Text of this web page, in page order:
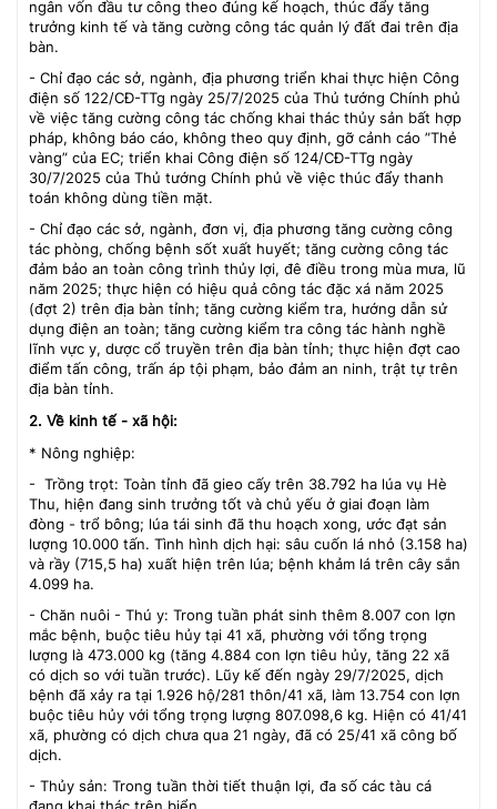
ngân vốn đầu tư công theo đúng kế hoạch, thúc đẩy tăng
trưởng kinh tế và tăng cường công tác quản lý đất đai trên địa
bàn.
- Chỉ đạo các sở, ngành, địa phương triển khai thực hiện Công
điện số 122/CĐ-TTg ngày 25/7/2025 của Thủ tướng Chính phủ
về việc tăng cường công tác chống khai thác thủy sản bất hợp
pháp, không báo cáo, không theo quy định, gỡ cảnh cáo ”Thẻ
vàng” của EC; triển khai Công điện số 124/CĐ-TTg ngày
30/7/2025 của Thủ tướng Chính phủ về việc thúc đẩy thanh
toán không dùng tiền mặt.
- Chỉ đạo các sở, ngành, đơn vị, địa phương tăng cường công
tác phòng, chống bệnh sốt xuất huyết; tăng cường công tác
đảm bảo an toàn công trình thủy lợi, đê điều trong mùa mưa, lũ
năm 2025; thực hiện có hiệu quả công tác đặc xá năm 2025
(đợt 2) trên địa bàn tỉnh; tăng cường kiểm tra, hướng dẫn sử
dụng điện an toàn; tăng cường kiểm tra công tác hành nghề
lĩnh vực y, dược cổ truyền trên địa bàn tỉnh; thực hiện đợt cao
điểm tấn công, trấn áp tội phạm, bảo đảm an ninh, trật tự trên
địa bàn tỉnh.
2. Về kinh tế - xã hội:
* Nông nghiệp:
- Trồng trọt: Toàn tỉnh đã gieo cấy trên 38.792 ha lúa vụ Hè
Thu, hiện đang sinh trưởng tốt và chủ yếu ở giai đoạn làm
đòng - trổ bông; lúa tái sinh đã thu hoạch xong, ước đạt sản
lượng 10.000 tấn. Tình hình dịch hại: sâu cuốn lá nhỏ (3.158 ha)
và rầy (715,5 ha) xuất hiện trên lúa; bệnh khảm lá trên cây sắn
4.099 ha.
- Chăn nuôi - Thú y: Trong tuần phát sinh thêm 8.007 con lợn
mắc bệnh, buộc tiêu hủy tại 41 xã, phường với tổng trọng
lượng là 473.000 kg (tăng 4.884 con lợn tiêu hủy, tăng 22 xã
có dịch so với tuần trước). Lũy kế đến ngày 29/7/2025, dịch
bệnh đã xảy ra tại 1.926 hộ/281 thôn/41 xã, làm 13.754 con lợn
buộc tiêu hủy với tổng trọng lượng 807.098,6 kg. Hiện có 41/41
xã, phường có dịch chưa qua 21 ngày, đã có 25/41 xã công bố
dịch.
- Thủy sản: Trong tuần thời tiết thuận lợi, đa số các tàu cá